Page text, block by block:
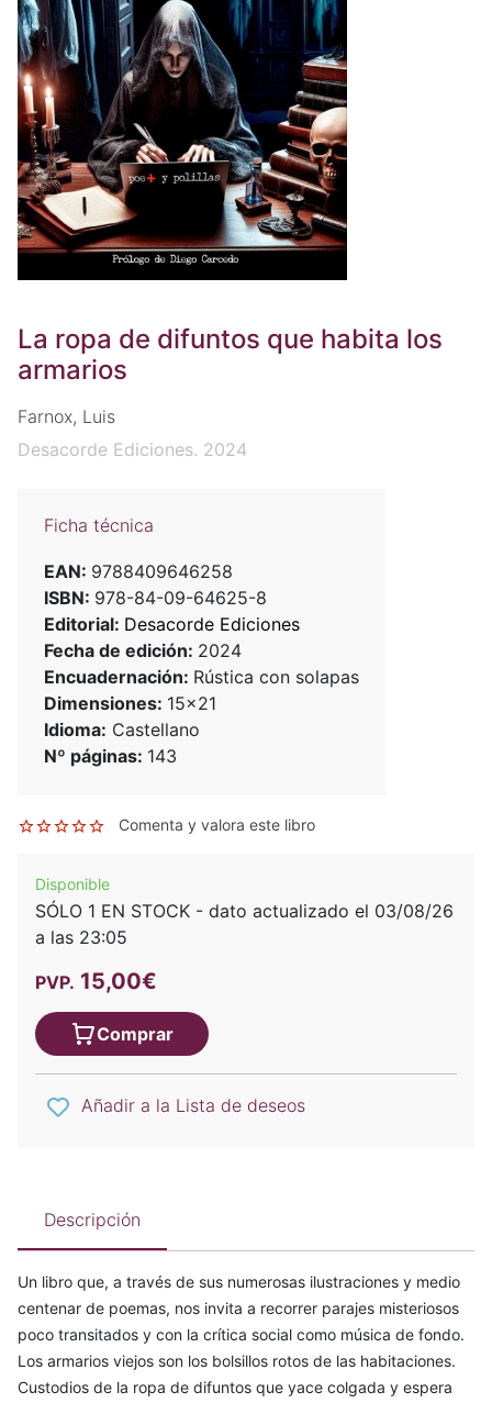
La ropa de difuntos que habita los
armarios
Farnox, Luis
Desacorde Ediciones. 2024
Ficha técnica
EAN: 9788409646258
ISBN: 978-84-09-64625-8
Editorial: Desacorde Ediciones
Fecha de edición: 2024
Encuadernación: Rústica con solapas
Dimensiones: 15x21
Idioma: Castellano
Nº páginas: 143
Comenta y valora este libro
Disponible
SÓLO 1 EN STOCK - dato actualizado el 03/08/26
a las 23:05
PVP. 15,00€
Comprar
Añadir a la Lista de deseos
Descripción
Un libro que, a través de sus numerosas ilustraciones y medio
centenar de poemas, nos invita a recorrer parajes misteriosos
poco transitados y con la crítica social como música de fondo.
Los armarios viejos son los bolsillos rotos de las habitaciones.
Custodios de la ropa de difuntos que yace colgada y espera